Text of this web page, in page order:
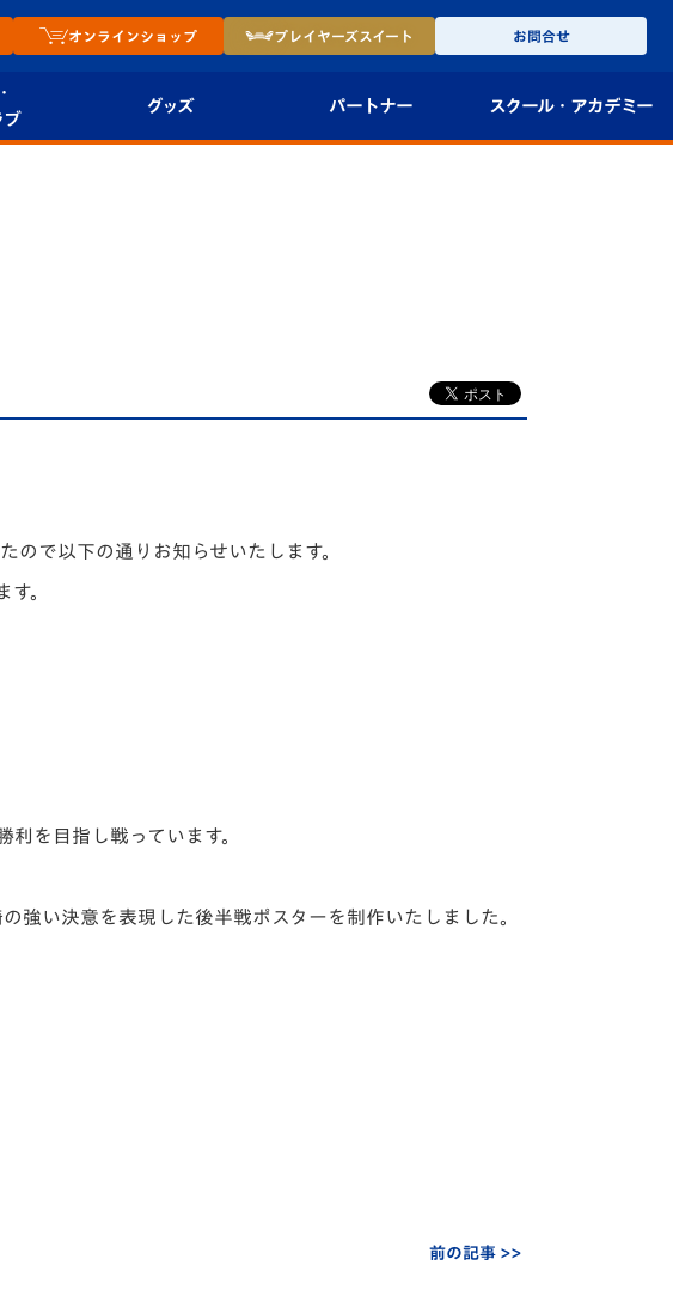
オンラインショップ プレイヤーズスイート お問合せ
ブ
グッズ パートナー スクール・ アカデミー
スクール
ので以下の通りお知らせいたします。
。
利を目指し戦っています。
強い決意を表現した後半戦ポスターを制作いたしました。
前の記事 >>